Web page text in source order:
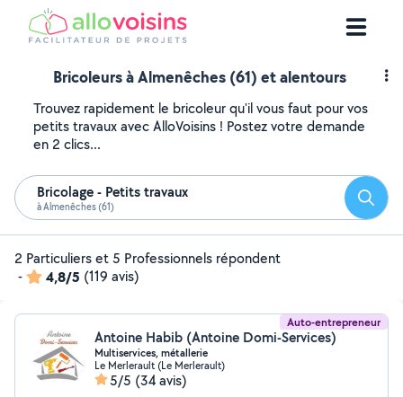
Bricoleurs à Almenêches (61) et alentours
Trouvez rapidement le bricoleur qu'il vous faut pour vos
petits travaux avec AlloVoisins ! Postez votre demande
en 2 clics...
Bricolage - Petits travaux
à Almenêches (61)
2 Particuliers et 5 Professionnels répondent
-
4,8/5 (119 avis)
Auto-entrepreneur
Antoine Habib (Antoine Domi-Services)
Multiservices, métallerie
Le Merlerault (Le Merlerault)
5/5 (34 avis)